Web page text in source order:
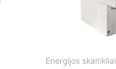
Energijos skaitikliai